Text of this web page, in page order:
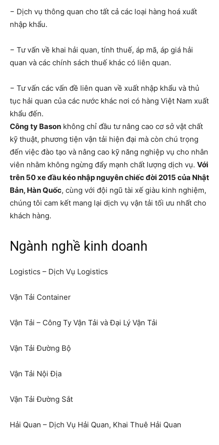
− Dịch vụ thông quan cho tất cả các loại hàng hoá xuất
nhập khẩu.
− Tư vấn về khai hải quan, tính thuế, áp mã, áp giá hải
quan và các chính sách thuế khác có liên quan.
− Tư vấn các vấn đề liên quan về xuất nhập khẩu và thủ
tục hải quan của các nước khác nơi có hàng Việt Nam xuất
khẩu đến.
Công ty Bason không chỉ đầu tư nâng cao cơ sở vật chất
kỹ thuật, phương tiện vận tải hiện đại mà còn chú trọng
đến việc đào tạo và nâng cao kỹ năng nghiệp vụ cho nhân
viên nhằm không ngừng đẩy mạnh chất lượng dịch vụ. Với
trên 50 xe đầu kéo nhập nguyên chiếc đời 2015 của Nhật
Bản, Hàn Quốc, cùng với đội ngũ tài xế giàu kinh nghiệm,
chúng tôi cam kết mang lại dịch vụ vận tải tối ưu nhất cho
khách hàng.
Ngành nghề kinh doanh
Logistics – Dịch Vụ Logistics
Vận Tải Container
Vận Tải – Công Ty Vận Tải và Đại Lý Vận Tải
Vận Tải Đường Bộ
Vận Tải Nội Địa
Vận Tải Đường Sắt
Hải Quan – Dịch Vụ Hải Quan, Khai Thuê Hải Quan